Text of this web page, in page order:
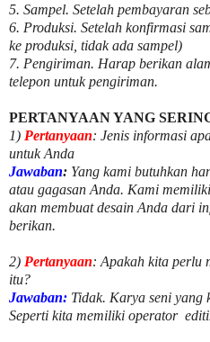
5. Sampel. Setelah pembayaran
6. Produksi. Setelah konfirmasi
ke produksi, tidak ada sampel)
7. Pengiriman. Harap berikan
telepon untuk pengiriman.
PERTANYAAN YANG
1) Pertanyaan: Jenis informasi
untuk Anda
Jawaban: Yang kami butuhkan
atau gagasan Anda. Kami
akan membuat desain Anda dari
berikan.
2) Pertanyaan: Apakah kita perlu
itu?
Jawaban: Tidak. Karya seni yang
Seperti kita memiliki operator